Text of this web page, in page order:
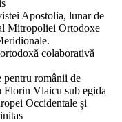
Apostolia, lunar de
Mitropoliei Ortodoxe
colaborativă
pentru românii de
Florin Vlaicu sub egida
Occidentale și